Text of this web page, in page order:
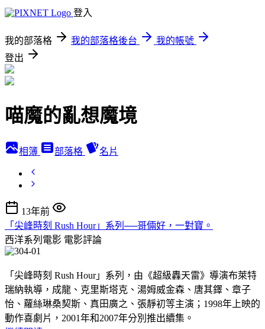
登入
我的部落格 我的部落格後台
我的帳號
登出
喵魔的亂想魔境
相簿 部落格 名片
13年前
「尖峰時刻 Rush Hour」系列──哥倆好，一對寶。
西洋系列電影 電影評論
「尖峰時刻 Rush Hour」系列，由《超級轟天雷》導演布萊特
瑞納執導，成龍、克里斯塔克、湯姆威金森、唐其鐸、章子
怡、蘿絲琳桑契斯、真田廣之、張靜初等主演；1998年上映的
動作喜劇片，2001年和2007年分別推出續集。